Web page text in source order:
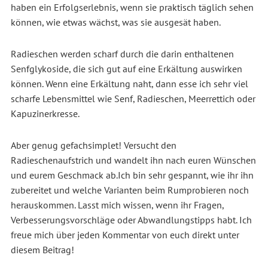
haben ein Erfolgserlebnis, wenn sie praktisch täglich sehen
können, wie etwas wächst, was sie ausgesät haben.
Radieschen werden scharf durch die darin enthaltenen
Senfglykoside, die sich gut auf eine Erkältung auswirken
können. Wenn eine Erkältung naht, dann esse ich sehr viel
scharfe Lebensmittel wie Senf, Radieschen, Meerrettich oder
Kapuzinerkresse.
Aber genug gefachsimplet! Versucht den
Radieschenaufstrich und wandelt ihn nach euren Wünschen
und eurem Geschmack ab.Ich bin sehr gespannt, wie ihr ihn
zubereitet und welche Varianten beim Rumprobieren noch
herauskommen. Lasst mich wissen, wenn ihr Fragen,
Verbesserungsvorschläge oder Abwandlungstipps habt. Ich
freue mich über jeden Kommentar von euch direkt unter
diesem Beitrag!